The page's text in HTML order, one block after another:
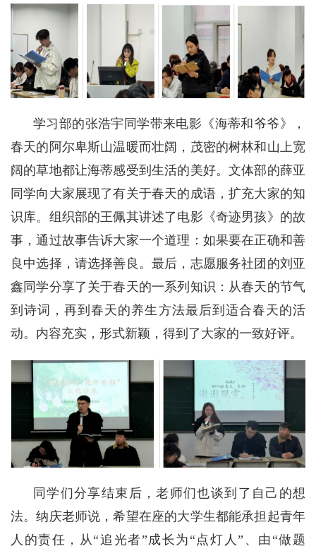
学习部的张浩宇同学带来电影《海蒂和爷爷》，
春天的阿尔卑斯山温暖而壮阔，茂密的树林和山上宽
阔的草地都让海蒂感受到生活的美好。文体部的薛亚
同学向大家展现了有关于春天的成语，扩充大家的知
识库。组织部的王佩其讲述了电影《奇迹男孩》的故
事，通过故事告诉大家一个道理：如果要在正确和善
良中选择，请选择善良。最后，志愿服务社团的刘亚
鑫同学分享了关于春天的一系列知识：从春天的节气
到诗词，再到春天的养生方法最后到适合春天的活
动。内容充实，形式新颖，得到了大家的一致好评。
同学们分享结束后，老师们也谈到了自己的想
法。纳庆老师说，希望在座的大学生都能承担起青年
人的责任，从“追光者”成长为“点灯人”、由“做题